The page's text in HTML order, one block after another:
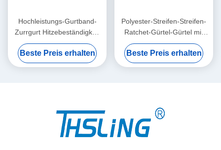
Hochleistungs-Gurtband-
Zurrgurt Hitzebeständigkeit
für LKW-
Windenverlängerung
Beste Preis erhalten
Polyester-Streifen-Streifen-
Ratchet-Gürtel-Gürtel mit
Metall-J-Haken
Beste Preis erhalten